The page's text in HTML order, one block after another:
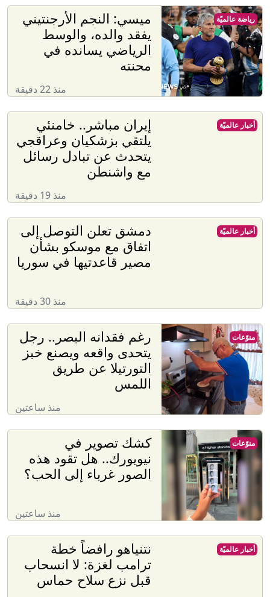
ميسي: النجم الأرجنتيني
يفقد والده، والوسط
الرياضي يسانده في
محنته
منذ 22 دقيقة
رياضة عالميّة
إيران مباشر.. خامنئي
يلتقي بزشكيان وعراقجي
يتحدث عن تبادل رسائل
مع واشنطن
منذ 19 دقيقة
أخبار عالميّة
دمشق تعلن التوصل إلى
اتفاق مع موسكو بشأن
مصير قاعدتيها في سوريا
منذ 30 دقيقة
أخبار عالميّة
رغم فقدانه البصر.. رجل
يتحدى واقعه ويصنع خبز
التورتيلا عن طريق
اللمس
منذ ساعتين
منوّعات
كشك تصوير في
نيويورك.. هل تقود هذه
الصور غرباء إلى الحب؟
منذ ساعتين
منوّعات
نتنياهو رافضاً خطة
ترامب لغزة: لا انسحاب
قبل نزع سلاح حماس
أخبار عالميّة